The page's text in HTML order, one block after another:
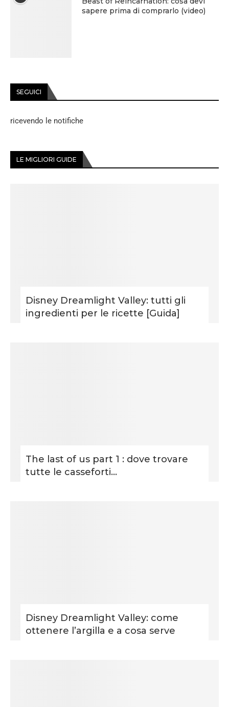
sapere prima di comprarlo (video)
SEGUICI
ricevendo le notifiche
LE MIGLIORI GUIDE
Disney Dreamlight Valley: tutti gli
ingredienti per le ricette [Guida]
The last of us part 1 : dove trovare
tutte le casseforti...
Disney Dreamlight Valley: come
ottenere l’argilla e a cosa serve